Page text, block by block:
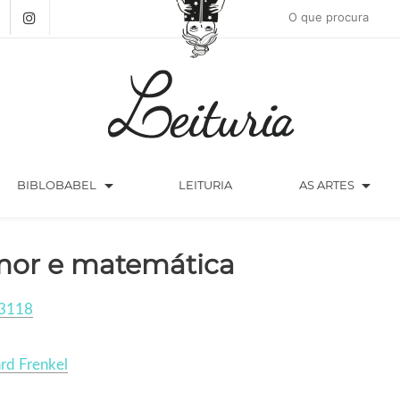
BIBLOBABEL arrow_drop_down LEITURIA AS ARTES arrow_drop_down
e matemática
Frenkel